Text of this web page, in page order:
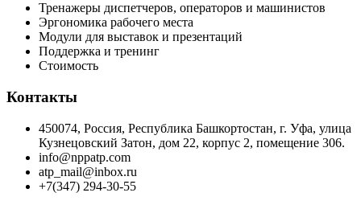
Тренажеры диспетчеров, операторов и машинистов
Эргономика рабочего места
Модули для выставок и презентаций
Поддержка и тренинг
Стоимость
Контакты
450074, Россия, Республика Башкортостан, г. Уфа, улица
Кузнецовский Затон, дом 22, корпус 2, помещение 306.
info@nppatp.com
atp_mail@inbox.ru
+7(347) 294-30-55